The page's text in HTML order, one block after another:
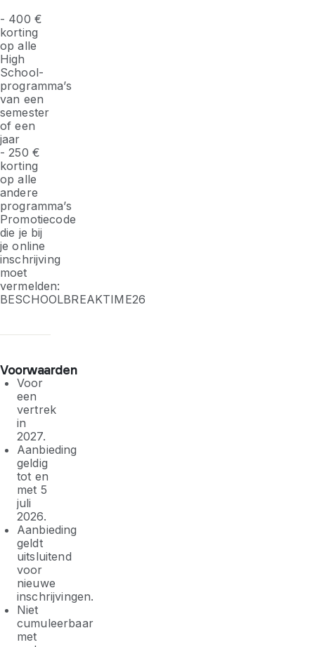
- 400 €
korting
op alle
High
School-
programma’s
van een
semester
of een
jaar
- 250 €
korting
op alle
andere
programma’s
Promotiecode
die je bij
je online
inschrijving
moet
vermelden:
BESCHOOLBREAKTIME26
Voorwaarden
Voor
een
vertrek
in
2027.
Aanbieding
geldig
tot en
met 5
juli
2026.
Aanbieding
geldt
uitsluitend
voor
nieuwe
inschrijvingen.
Niet
cumuleerbaar
met